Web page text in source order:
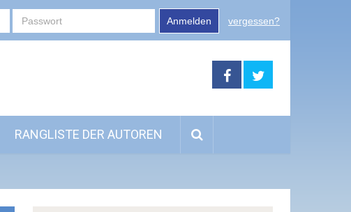
Anmelden vergessen?
RANGLISTE DER AUTOREN